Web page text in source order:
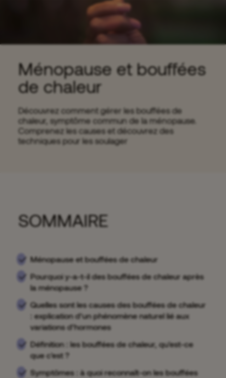
Ménopause et bouffées
de chaleur
Découvrez comment gérer les bouffées de
chaleur, symptôme commun de la ménopause.
Comprenez les causes et découvrez des
techniques pour les soulager
SOMMAIRE
Ménopause et bouffées de chaleur
Pourquoi y-a-t-il des bouffées de chaleur après
la ménopause ?
Quelles sont les causes des bouffées de chaleur
: explication d’un phénomène naturel lié aux
variations d’hormones
Définition : les bouffées de chaleur, qu'est-ce
que c'est ?
Symptômes : à quoi reconnaît-on les bouffées